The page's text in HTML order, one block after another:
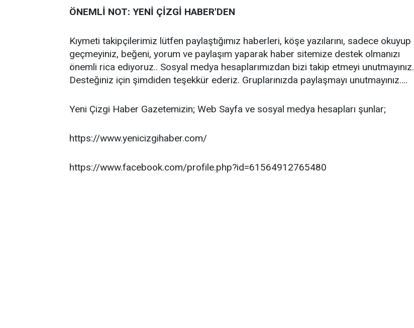
ÖNEMLİ NOT: YENİ ÇİZGİ HABER'DEN
Kıymeti takipçilerimiz lütfen paylaştığımız haberleri, köşe yazılarını, sadece okuyup
geçmeyiniz, beğeni, yorum ve paylaşım yaparak haber sitemize destek olmanızı
önemli rica ediyoruz.. Sosyal medya hesaplarımızdan bizi takip etmeyi unutmayınız.
Desteğiniz için şimdiden teşekkür ederiz. Gruplarınızda paylaşmayı unutmayınız….
Yeni Çizgi Haber Gazetemizin; Web Sayfa ve sosyal medya hesapları şunlar;
https://www.yenicizgihaber.com/
https://www.facebook.com/profile.php?id=61564912765480